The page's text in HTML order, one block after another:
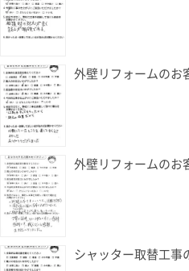
外壁リフォームのお
外壁リフォームのお
シャッター取替工事